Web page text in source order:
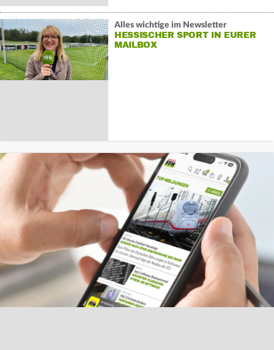
Alles wichtige im Newsletter
HESSISCHER SPORT IN EURER
MAILBOX